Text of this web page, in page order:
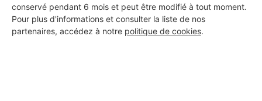
conservé pendant 6 mois et peut être modifié à tout moment.
Pour plus d'informations et consulter la liste de nos
partenaires, accédez à notre politique de cookies.